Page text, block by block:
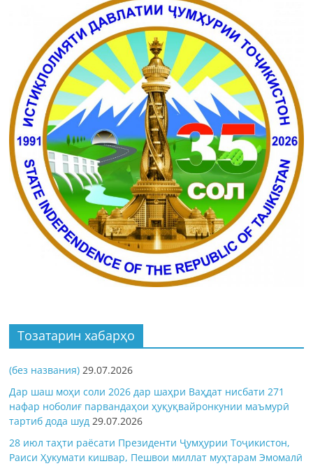
Тозатарин хабарҳо
(без названия) 29.07.2026
Дар шаш моҳи соли 2026 дар шаҳри Ваҳдат нисбати 271
нафар ноболиғ парвандаҳои ҳуқуқвайронкунии маъмурӣ
тартиб дода шуд 29.07.2026
28 июл таҳти раёсати Президенти Ҷумҳурии Тоҷикистон,
Раиси Ҳукумати кишвар, Пешвои миллат муҳтарам Эмомалӣ